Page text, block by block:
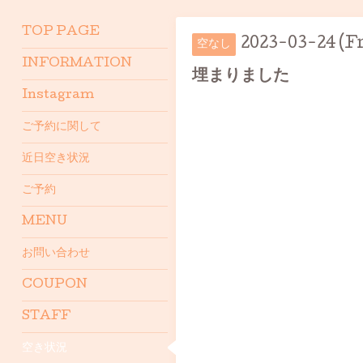
空なし 2023-03-24
埋まりました
TOP PAGE
INFORMATION
Instagram
ご予約に関して
近日空き状況
ご予約
MENU
お問い合わせ
COUPON
STAFF
空き状況